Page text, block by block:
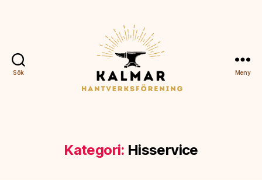
Sök Meny
Kategori: Hisservice